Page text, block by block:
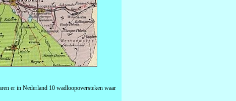
er in Nederland 10 wadloopoversteken waar